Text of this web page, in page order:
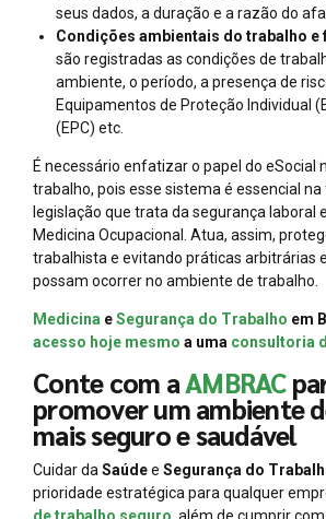
seus dados, a duração e a razão do
Condições ambientais do trabalho
são registradas as condições de
ambiente, o período, a presença de
Equipamentos de Proteção Individual
(EPC) etc.
É necessário enfatizar o papel do eSocial
trabalho, pois esse sistema é essencial
legislação que trata da segurança laboral
Medicina Ocupacional. Atua, assim,
trabalhista e evitando práticas arbitrárias
possam ocorrer no ambiente de trabalho.
Medicina eSegurança do Trabalho em
acesso hoje mesmo a uma consultoria
Conte com aAMBRAC
promover um ambiente
mais seguro e saudável
Cuidar da Saúdee Segurança do
prioridade estratégica para qualquer
de trabalho seguro , além de cumprir